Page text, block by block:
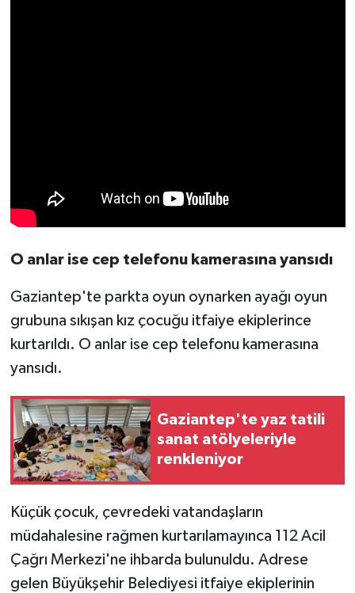
O anlar ise cep telefonu kamerasına yansıdı
Gaziantep'te parkta oyun oynarken ayağı oyun
grubuna sıkışan kız çocuğu itfaiye ekiplerince
kurtarıldı. O anlar ise cep telefonu kamerasına
yansıdı.
Gaziantep'te yaz tatili
sanat atölyeleriyle
renkleniyor
Küçük çocuk, çevredeki vatandaşların
müdahalesine rağmen kurtarılamayınca 112 Acil
Çağrı Merkezi'ne ihbarda bulunuldu. Adrese
gelen Büyükşehir Belediyesi itfaiye ekiplerinin